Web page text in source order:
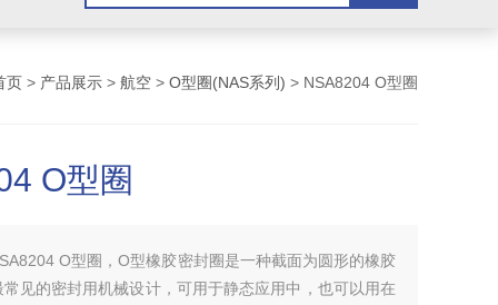
页 > 产品展示 > 航空 > O型圈(NAS系列) > NSA8204 O型圈
O型圈
O型圈，O型橡胶密封圈是一种截面为圆形的橡胶
见的密封用机械设计，可用于静态应用中，也可以用在